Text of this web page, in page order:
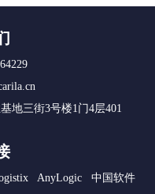
地三街3号楼1门4层401
AnyLogic 中国软件